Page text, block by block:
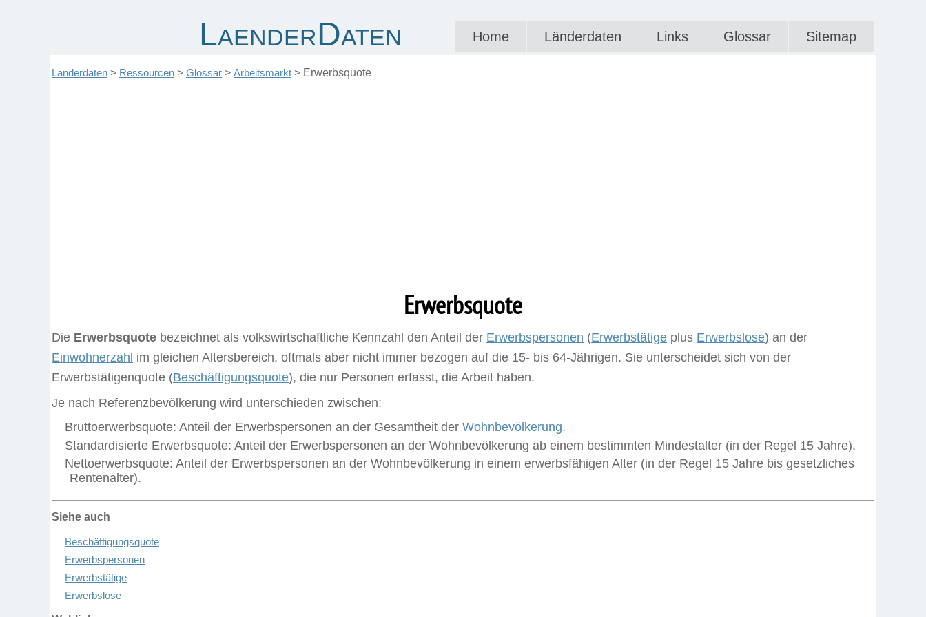
LaenderDaten Home Länderdaten Links Glossar Sitemap
Länderdaten > Ressourcen > Glossar > Arbeitsmarkt > Erwerbsquote
Erwerbsquote
Die Erwerbsquote bezeichnet als volkswirtschaftliche Kennzahl den Anteil der Erwerbspersonen (Erwerbstätige plus Erwerbslose) an der
Einwohnerzahl im gleichen Altersbereich, oftmals aber nicht immer bezogen auf die 15- bis 64-Jährigen. Sie unterscheidet sich von der
Erwerbstätigenquote (Beschäftigungsquote), die nur Personen erfasst, die Arbeit haben.
Je nach Referenzbevölkerung wird unterschieden zwischen:
Bruttoerwerbsquote: Anteil der Erwerbspersonen an der Gesamtheit der Wohnbevölkerung.
Standardisierte Erwerbsquote: Anteil der Erwerbspersonen an der Wohnbevölkerung ab einem bestimmten Mindestalter (in der Regel 15 Jahre).
Nettoerwerbsquote: Anteil der Erwerbspersonen an der Wohnbevölkerung in einem erwerbsfähigen Alter (in der Regel 15 Jahre bis gesetzliches
Rentenalter).
Siehe auch
Beschäftigungsquote
Erwerbspersonen
Erwerbstätige
Erwerbslose